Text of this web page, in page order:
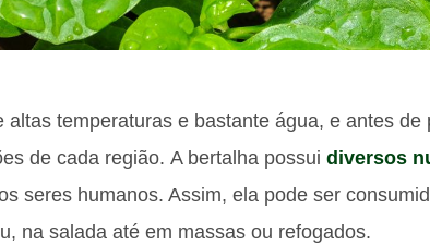
altas temperaturas e bastante água, e antes de
de cada região. A bertalha possui diversos
seres humanos. Assim, ela pode ser
na salada até em massas ou refogados.